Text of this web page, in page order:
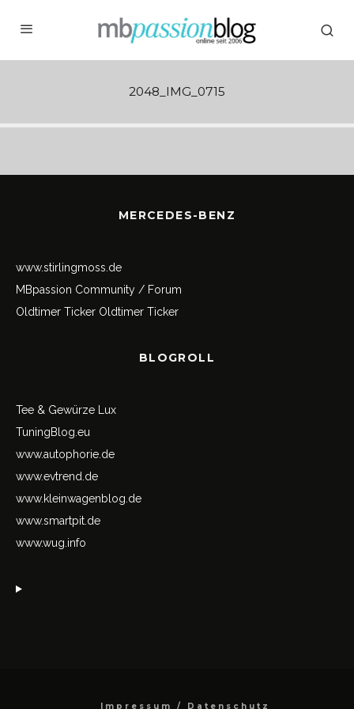
2048_IMG_0715
MERCEDES-BENZ
www.stirlingmoss.de
MBpassion Community / Forum
Oldtimer Ticker Oldtimer Ticker
BLOGROLL
Tee & Gewürze Lux
TuningBlog.eu
www.autophorie.de
www.evtrend.de
www.kleinwagenblog.de
www.smartpit.de
www.wug.info
Impressum / Datenschutz